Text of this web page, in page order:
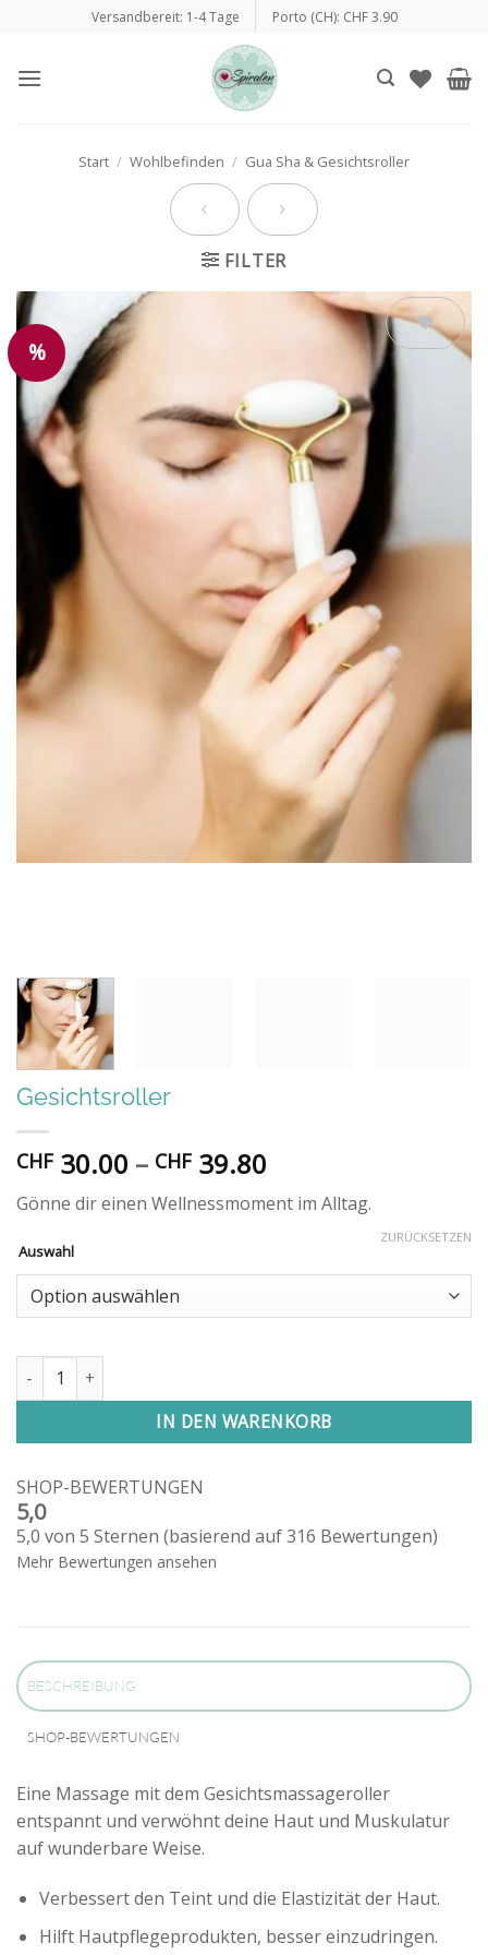
springen
Versandbereit: 1-4 Tage Porto (CH): CHF 3.90
Start / Wohlbefinden / Gua Sha & Gesichtsroller
FILTER
%
Auf die
Wunschliste
Gesichtsroller
CHF 30.00 – CHF 39.80
CHF 30.00
bis
CHF 39.80
Gönne dir einen Wellnessmoment im Alltag.
Auswahl
ZURÜCKSETZEN
Gesichtsroller Menge
IN DEN WARENKORB
SHOP-BEWERTUNGEN
5,0
5,0 von 5 Sternen (basierend auf 316 Bewertungen)
Mehr Bewertungen ansehen
BESCHREIBUNG
SHOP-BEWERTUNGEN
Eine Massage mit dem Gesichtsmassageroller
entspannt und verwöhnt deine Haut und Muskulatur
auf wunderbare Weise.
Verbessert den Teint und die Elastizität der Haut.
Hilft Hautpflegeprodukten, besser einzudringen.